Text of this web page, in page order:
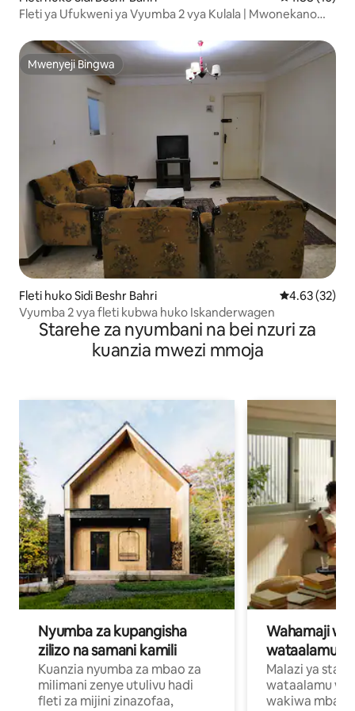
Fleti ya Ufukweni ya Vyumba 2 vya Kulala | Mwonekano
Mwenyeji Bingwa
Mwenyeji Bingwa
Fleti huko Sidi Beshr Bahri Ukadiriaji wa
4.63 (32)
Vyumba 2 vya fleti kubwa huko Iskanderwagen
Starehe za nyumbani na bei nzuri za
kuanzia mwezi mmoja
Nyumba za kupangisha
zilizo na samani kamili
Kuanzia nyumba za mbao za
milimani zenye utulivu hadi
fleti za mijini zinazofaa,
Wahamaji
wataalamu
Malazi ya
wataalamu
wakiwa mbali